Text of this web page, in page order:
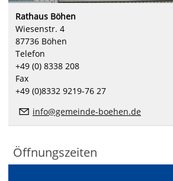
Rathaus Böhen
Wiesenstr. 4
87736 Böhen
Telefon
+49 (0) 8338 208
Fax
+49 (0)8332 9219-76 27
info@gemeinde-boehen.de
Öffnungszeiten